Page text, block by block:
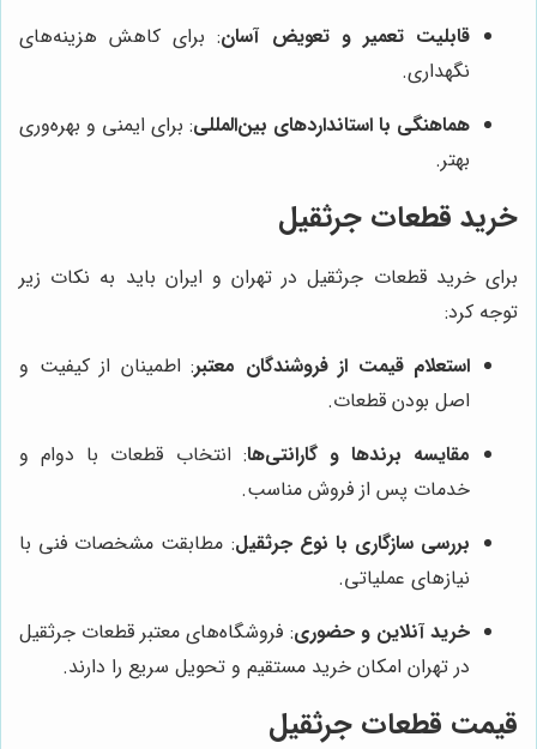
قابلیت تعمیر و تعویض آسان: برای کاهش هزینه‌های
نگهداری.
هماهنگی با استانداردهای بین‌المللی: برای ایمنی و بهره‌وری
بهتر.
خرید قطعات جرثقیل
برای خرید قطعات جرثقیل در تهران و ایران باید به نکات زیر
توجه کرد:
استعلام قیمت از فروشندگان معتبر: اطمینان از کیفیت و
اصل بودن قطعات.
مقایسه برندها و گارانتی‌ها: انتخاب قطعات با دوام و
خدمات پس از فروش مناسب.
بررسی سازگاری با نوع جرثقیل: مطابقت مشخصات فنی با
نیازهای عملیاتی.
خرید آنلاین و حضوری: فروشگاه‌های معتبر قطعات جرثقیل
در تهران امکان خرید مستقیم و تحویل سریع را دارند.
قیمت قطعات جرثقیل